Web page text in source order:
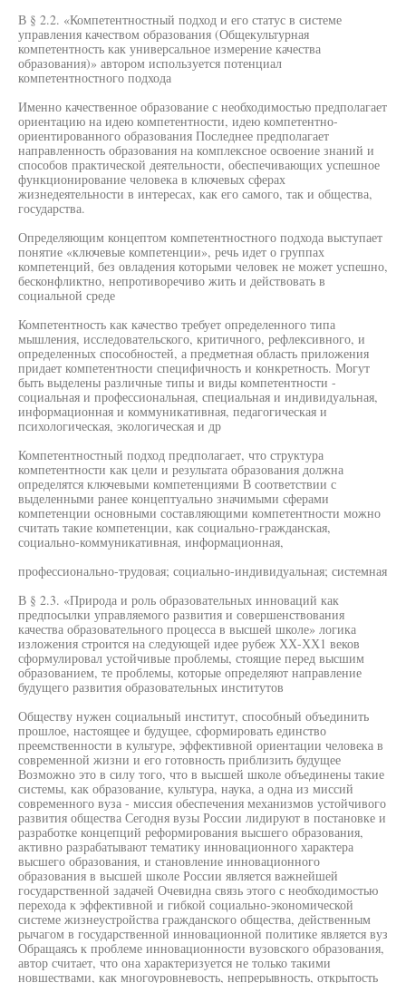
В § 2.2. «Компетентностный подход и его статус в системе
управления качеством образования (Общекультурная
компетентность как универсальное измерение качества
образования)» автором используется потенциал
компетентностного подхода
Именно качественное образование с необходимостью предполагает
ориентацию на идею компетентности, идею компетентно-
ориентированного образования Последнее предполагает
направленность образования на комплексное освоение знаний и
способов практической деятельности, обеспечивающих успешное
функционирование человека в ключевых сферах
жизнедеятельности в интересах, как его самого, так и общества,
государства.
Определяющим концептом компетентностного подхода выступает
понятие «ключевые компетенции», речь идет о группах
компетенций, без овладения которыми человек не может успешно,
бесконфликтно, непротиворечиво жить и действовать в
социальной среде
Компетентность как качество требует определенного типа
мышления, исследовательского, критичного, рефлексивного, и
определенных способностей, а предметная область приложения
придает компетентности специфичность и конкретность. Могут
быть выделены различные типы и виды компетентности -
социальная и профессиональная, специальная и индивидуальная,
информационная и коммуникативная, педагогическая и
психологическая, экологическая и др
Компетентностный подход предполагает, что структура
компетентности как цели и результата образования должна
определятся ключевыми компетенциями В соответствии с
выделенными ранее концептуально значимыми сферами
компетенции основными составляющими компетентности можно
считать такие компетенции, как социально-гражданская,
социально-коммуникативная, информационная,
профессионально-трудовая; социально-индивидуальная; системная
В § 2.3. «Природа и роль образовательных инноваций как
предпосылки управляемого развития и совершенствования
качества образовательного процесса в высшей школе» логика
изложения строится на следующей идее рубеж ХХ-ХХ1 веков
сформулировал устойчивые проблемы, стоящие перед высшим
образованием, те проблемы, которые определяют направление
будущего развития образовательных институтов
Обществу нужен социальный институт, способный объединить
прошлое, настоящее и будущее, сформировать единство
преемственности в культуре, эффективной ориентации человека в
современной жизни и его готовность приблизить будущее
Возможно это в силу того, что в высшей школе объединены такие
системы, как образование, культура, наука, а одна из миссий
современного вуза - миссия обеспечения механизмов устойчивого
развития общества Сегодня вузы России лидируют в постановке и
разработке концепций реформирования высшего образования,
активно разрабатывают тематику инновационного характера
высшего образования, и становление инновационного
образования в высшей школе России является важнейшей
государственной задачей Очевидна связь этого с необходимостью
перехода к эффективной и гибкой социально-экономической
системе жизнеустройства гражданского общества, действенным
рычагом в государственной инновационной политике является вуз
Обращаясь к проблеме инновационности вузовского образования,
автор считает, что она характеризуется не только такими
новшествами, как многоуровневость, непрерывность, открытость